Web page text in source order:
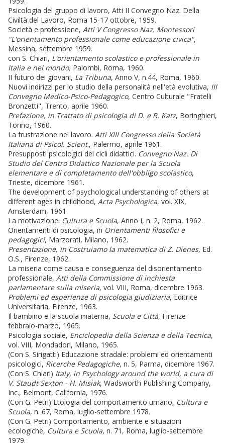
Psicologia del gruppo di lavoro, Atti II Convegno Naz. Della
Civiltà del Lavoro, Roma 15-17 ottobre, 1959.
Società e professione, Atti V Congresso Naz. Montessori
"L'orientamento professionale come educazione civica",
Messina, settembre 1959.
con S. Chiari, L'orientamento scolastico e professionale in
Italia e nel mondo, Palombi, Roma, 1960.
II futuro dei giovani, La Tribuna, Anno V, n.44, Roma, 1960.
Nuovi indirizzi per lo studio della personalità nell'età evolutiva, III
Convegno Medico-Psico-Pedagogico, Centro Culturale "Fratelli
Bronzetti", Trento, aprile 1960.
Prefazione, in Trattato di psicologia di D. e R. Katz, Boringhieri,
Torino, 1960.
La frustrazione nel lavoro. Atti XIII Congresso della Società
Italiana di Psicol. Scient., Palermo, aprile 1961.
Presupposti psicologici dei cicli didattici. Convegno Naz. Di
Studio del Centro Didattico Nazionale per la Scuola
elementare e di completamento dell'obbligo scolastico,
Trieste, dicembre 1961.
The development of psychological understanding of others at
different ages in childhood, Acta Psychologica, vol. XIX,
Amsterdam, 1961.
La motivazione. Cultura e Scuola, Anno I, n. 2, Roma, 1962.
Orientamenti di psicologia, in Orientamenti filosofici e
pedagogici, Marzorati, Milano, 1962.
Presentazione, in Costruiamo la matematica di Z. Dienes, Ed.
O.S., Firenze, 1962.
La miseria come causa e conseguenza del disorientamento
professionale, Atti della Commissione di inchiesta
parlamentare sulla miseria, vol. VIII, Roma, dicembre 1963.
Problemi ed esperienze di psicologia giudiziaria, Editrice
Universitaria, Firenze, 1963.
Il bambino e la scuola materna, Scuola e Città, Firenze
febbraio-marzo, 1965.
Psicologia sociale, Enciclopedia della Scienza e della Tecnica,
vol. VIII, Mondadori, Milano, 1965.
(Con S. Sirigatti) Educazione stradale: problemi ed orientamenti
psicologici, Ricerche Pedagogiche, n. 5, Parma, dicembre 1967.
(Con S. Chiari) Italy, in Psychology around the world, a cura di
V. Staudt Sexton - H. Misiak, Wadsworth Publishing Company,
Inc., Belmont, California, 1976.
(Con G. Petri) Etologia del comportamento umano, Cultura e
Scuola, n. 67, Roma, luglio-settembre 1978.
(Con G. Petri) Comportamento, ambiente e situazioni
ecologiche, Cultura e Scuola, n. 71, Roma, luglio-settembre
1979.